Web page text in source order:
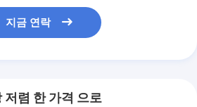
지금 연락
저렴 한 가격 으로